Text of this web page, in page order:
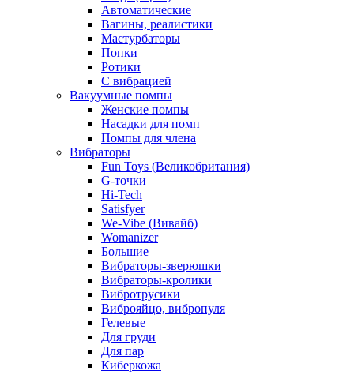
Автоматические
Вагины, реалистики
Мастурбаторы
Попки
Ротики
С вибрацией
Вакуумные помпы
Женские помпы
Насадки для помп
Помпы для члена
Вибраторы
Fun Toys (Великобритания)
G-точки
Hi-Tech
Satisfyer
We-Vibe (Вивайб)
Womanizer
Большие
Вибраторы-зверюшки
Вибраторы-кролики
Вибротрусики
Виброяйцо, вибропуля
Гелевые
Для груди
Для пар
Киберкожа